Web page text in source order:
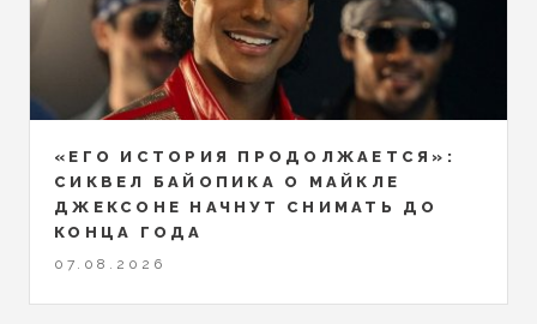
«ЕГО ИСТОРИЯ ПРОДОЛЖАЕТСЯ»:
СИКВЕЛ БАЙОПИКА О МАЙКЛЕ
ДЖЕКСОНЕ НАЧНУТ СНИМАТЬ ДО
КОНЦА ГОДА
07.08.2026